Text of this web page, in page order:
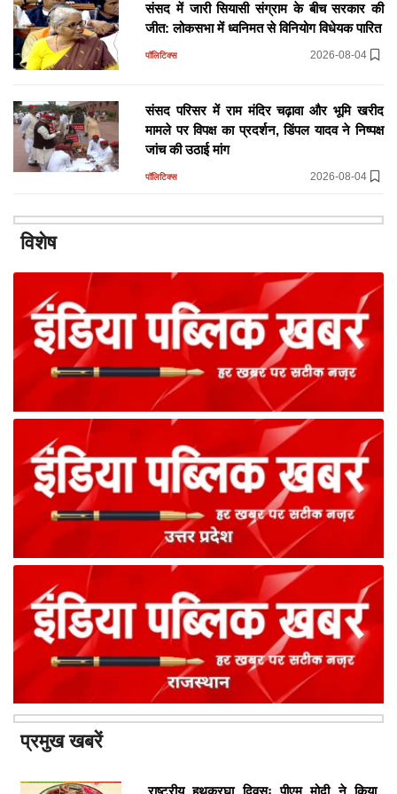
संसद में जारी सियासी संग्राम के बीच सरकार की
जीत: लोकसभा में ध्वनिमत से विनियोग विधेयक पारित
पॉलिटिक्स 2026-08-04
संसद परिसर में राम मंदिर चढ़ावा और भूमि खरीद
मामले पर विपक्ष का प्रदर्शन, डिंपल यादव ने निष्पक्ष
जांच की उठाई मांग
पॉलिटिक्स 2026-08-04
मदरसों में कामिल-फाजिल पाठ्यक्रम बंद करने की
विशेष
प्रमुख खबरें